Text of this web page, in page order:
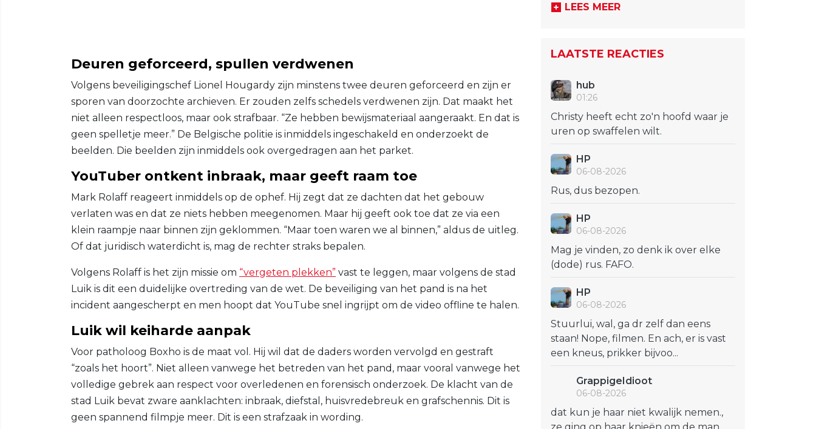
Deuren geforceerd, spullen verdwenen
Volgens beveiligingschef Lionel Hougardy zijn minstens twee deuren geforceerd en zijn er
sporen van doorzochte archieven. Er zouden zelfs schedels verdwenen zijn. Dat maakt het
niet alleen respectloos, maar ook strafbaar. “Ze hebben bewijsmateriaal aangeraakt. En dat is
geen spelletje meer.” De Belgische politie is inmiddels ingeschakeld en onderzoekt de
beelden. Die beelden zijn inmiddels ook overgedragen aan het parket.
YouTuber ontkent inbraak, maar geeft raam toe
Mark Rolaff reageert inmiddels op de ophef. Hij zegt dat ze dachten dat het gebouw
verlaten was en dat ze niets hebben meegenomen. Maar hij geeft ook toe dat ze via een
klein raampje naar binnen zijn geklommen. “Maar toen waren we al binnen,” aldus de uitleg.
Of dat juridisch waterdicht is, mag de rechter straks bepalen.
Volgens Rolaff is het zijn missie om “vergeten plekken” vast te leggen, maar volgens de stad
Luik is dit een duidelijke overtreding van de wet. De beveiliging van het pand is na het
incident aangescherpt en men hoopt dat YouTube snel ingrijpt om de video offline te halen.
Luik wil keiharde aanpak
Voor patholoog Boxho is de maat vol. Hij wil dat de daders worden vervolgd en gestraft
“zoals het hoort”. Niet alleen vanwege het betreden van het pand, maar vooral vanwege het
volledige gebrek aan respect voor overledenen en forensisch onderzoek. De klacht van de
stad Luik bevat zware aanklachten: inbraak, diefstal, huisvredebreuk en grafschennis. Dit is
geen spannend filmpje meer. Dit is een strafzaak in wording.
LEES MEER
LAATSTE REACTIES
hub
01:26
Christy heeft echt zo'n hoofd waar je
uren op swaffelen wilt.
HP
06-08-2026
Rus, dus bezopen.
HP
06-08-2026
Mag je vinden, zo denk ik over elke
(dode) rus. FAFO.
HP
06-08-2026
Stuurlui, wal, ga dr zelf dan eens
staan! Nope, filmen. En ach, er is vast
een kneus, prikker bijvoo...
GrappigeIdioot
06-08-2026
dat kun je haar niet kwalijk nemen.,